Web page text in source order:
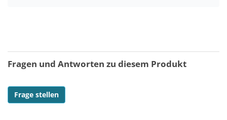
Fragen und Antworten zu diesem Produkt
Frage stellen